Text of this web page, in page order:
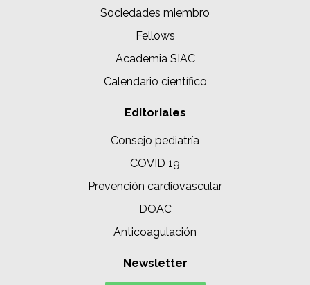
Sociedades miembro
Fellows
Academia SIAC
Calendario científico
Editoriales
Consejo pediatría
COVID 19
Prevención cardiovascular
DOAC
Anticoagulación
Newsletter